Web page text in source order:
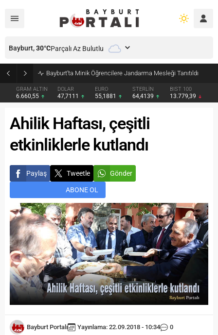
Bayburt’ta Minik Öğrencilere Jandarma Mesleği Tanıtıldı
GRAM ALTIN
6.660,55
DOLAR
47,7111
EURO
55,1881
STERLİN
64,4139
BIST 100
13.779,39
Bayburt,30°CParçalı Az Bulutlu
Ahilik Haftası, çeşitli
etkinliklerle kutlandı
Paylaş Tweetle Gönder
ABONE OL
Bayburt Portalı Yayınlama: 22.09.2018 - 10:34 0